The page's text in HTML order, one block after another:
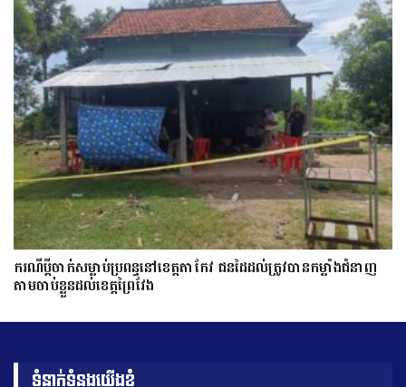
ករណីប្ដីចាក់សម្លាប់ប្រពន្ធនៅខេត្តតាកែវ ជនដៃដល់ត្រូវបានកម្លាំងជំនាញ
តាមចាប់ខ្លួនដល់ខេត្តព្រៃវែង
ទំនាក់ទំនងយើងខ្ញុំ